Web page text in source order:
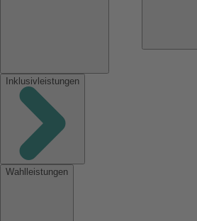
Inklusivleistungen
Wahlleistungen